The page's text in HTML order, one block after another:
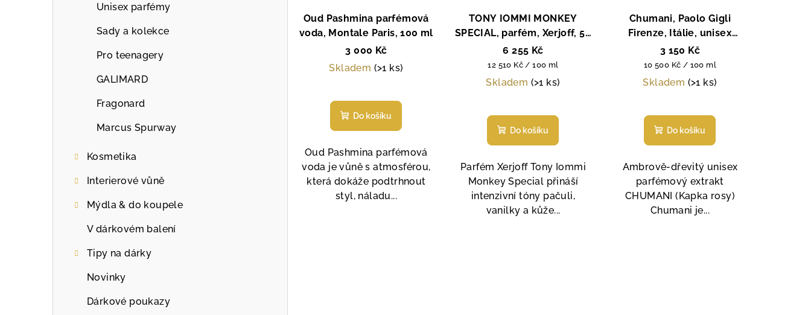
Unisex parfémy
Sady a kolekce
Pro teenagery
GALIMARD
Fragonard
Marcus Spurway
Kosmetika
Interierové vůně
Mýdla & do koupele
V dárkovém balení
Tipy na dárky
Novinky
Dárkové poukazy
Oud Pashmina parfémová
voda, Montale Paris, 100 ml
3 000 Kč
Skladem (>1 ks)
Do košíku
Oud Pashmina parfémová
voda je vůně s atmosférou,
která dokáže podtrhnout
styl, náladu...
TONY IOMMI MONKEY
SPECIAL, parfém, Xerjoff, 50
ml
6 255 Kč
Měrná
cena:
12 510 Kč / 100 ml
Skladem (>1 ks)
hodnocení
produktu
je
5,0
5
hvězdiček.
Do košíku
Parfém Xerjoff Tony Iommi
Monkey Special přináší
intenzivní tóny pačuli,
vanilky a kůže...
Chumani, Paolo Gigli
Firenze, Itálie, unisex
parfémový extrakt, 30 ml
3 150 Kč
Měrná
cena:
10 500 Kč / 100 ml
Skladem (>1 ks)
hodnocení
produktu
je
5,0
z
5
hvězdiček.
Do košíku
Ambrově-dřevitý unisex
parfémový extrakt
CHUMANI (Kapka rosy)
Chumani je...